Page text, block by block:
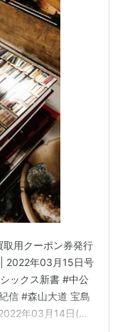
用クーポン券発行
2022年03月15日号
ックス新書 #中公
信 #森山大道 宝島
年03月14日(月